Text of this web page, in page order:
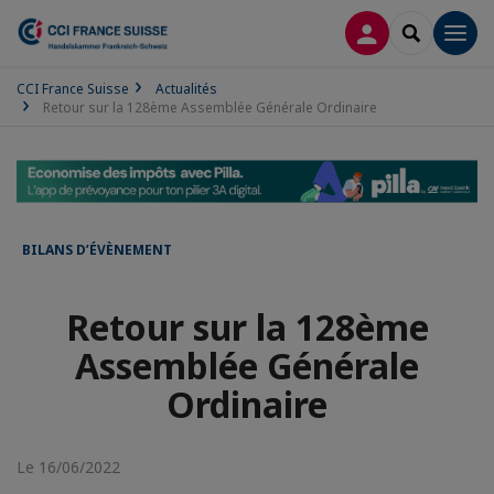
CONNEXION
CCI France Suisse
Actualités
Retour sur la 128ème Assemblée Générale Ordinaire
BILANS D’ÉVÈNEMENT
Retour sur la 128ème
Assemblée Générale
Ordinaire
Le 16/06/2022